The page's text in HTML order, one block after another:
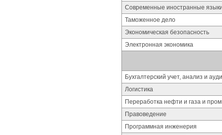
Современные иностранные
Таможенное дело
Экономическая безопасность
Электронная экономика
Бухгалтерский учет, анализ и
Логистика
Переработка нефти и газа и
Правоведение
Программная инженерия